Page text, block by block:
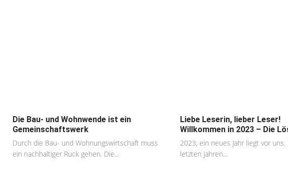
Die Bau- und Wohnwende ist ein
Gemeinschaftswerk
Durch die Bau- und Wohnungswirtschaft muss
ein nachhaltiger Ruck gehen. Die...
Liebe Leserin, lieber Leser!
Willkommen in 2023 – Die
2023, ein neues Jahr liegt vor uns.
letzten Jahren...